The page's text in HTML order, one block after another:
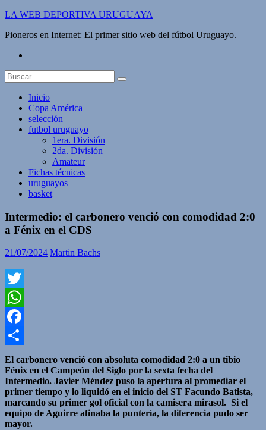
Saltar
contenido
LA WEB DEPORTIVA URUGUAYA
Pioneros en Internet: El primer sitio web del fútbol Uruguayo.
Buscar:
Inicio
Copa América
selección
futbol uruguayo
1era. División
2da. División
Amateur
Fichas técnicas
uruguayos
basket
Intermedio: el carbonero venció con comodidad 2:0
a Fénix en el CDS
21/07/2024 Martin Bachs
Twitter
WhatsApp
Facebook
Compartir
El carbonero venció con absoluta comodidad 2:0 a un tibio
Fénix en el Campeón del Siglo por la sexta fecha del
Intermedio. Javier Méndez puso la apertura al promediar el
primer tiempo y lo liquidó en el inicio del ST Facundo Batista,
marcando su primer gol oficial con la camisera mirasol. Si el
equipo de Aguirre afinaba la puntería, la diferencia pudo ser
mayor.